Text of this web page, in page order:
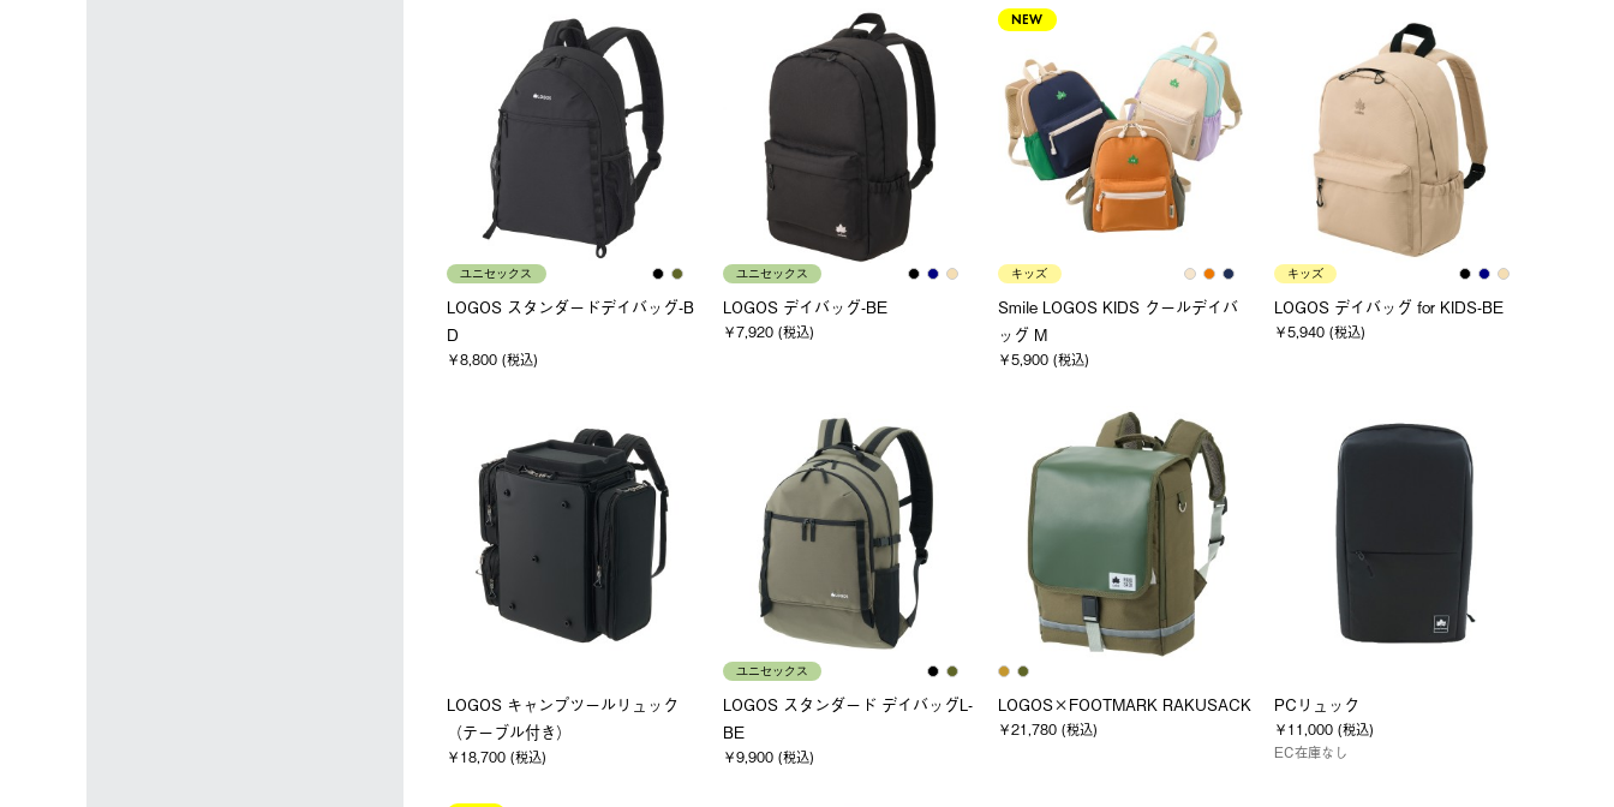
ユニセックス
LOGOS スタンダードデイバッグ-B
D
￥8,800 (税込)
ユニセックス
LOGOS デイバッグ-BE
￥7,920 (税込)
NEW
キッズ
Smile LOGOS KIDS クールデイバ
ッグ M
￥5,900 (税込)
キッズ
LOGOS デイバッグ for KIDS-BE
￥5,940 (税込)
LOGOS キャンプツールリュック
（テーブル付き）
￥18,700 (税込)
ユニセックス
LOGOS スタンダード デイバッグL-
BE
￥9,900 (税込)
LOGOS×FOOTMARK RAKUSACK
￥21,780 (税込)
PCリュック
￥11,000 (税込)
EC在庫なし